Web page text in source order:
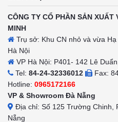
CÔNG TY CỔ PHẦN SẢN
MINH
Trụ sở: Khu CN nhỏ và vừa
Hà Nội
VP Hà Nội: P401- 142 Lê
Tel: 84-24-32336012
Fax:
Hotline: 0965172166
VP & Showroom Đà Nẵng
Địa chỉ: Số 125 Trường Chinh,
Nẵng